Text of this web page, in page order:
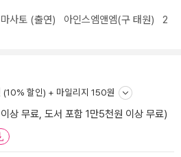
사토 (출연) 아인스엠앤엠(구 태원) 2
(10% 할인) + 마일리지 150원
상 무료, 도서 포함 1만5천원 이상 무료)